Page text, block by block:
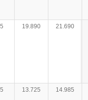
19.890 21.690
13.725 14.985